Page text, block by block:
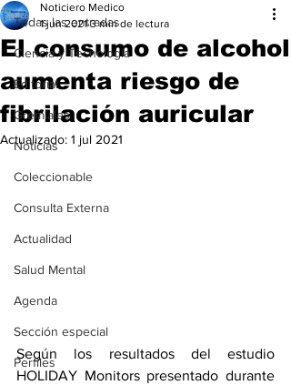
Todas las entradas
Ciencia y Tecnología
Editorial
Gremiales
Noticias
Coleccionable
Consulta Externa
Actualidad
Salud Mental
Agenda
Sección especial
Perfiles
El consumo de alcohol
aumenta riesgo de
fibrilación auricular
Noticiero Medico
1 jun 2021 3 min de lectura
Actualizado: 1 jul 2021
Según los resultados del estudio
HOLIDAY Monitors presentado durante